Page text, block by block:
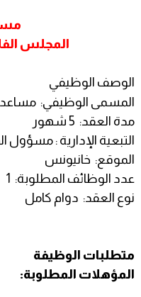
المجلس
الوصف الوظيفي
المسمى الوظيفي: مساعد
مدة العقد: 5 شهور
التبعية الإدارية : مسؤول
الموقع: خانيونس
عدد الوظائف المطلوبة: 1
نوع العقد: دوام كامل
متطلبات الوظيفة
المؤهلات المطلوبة: